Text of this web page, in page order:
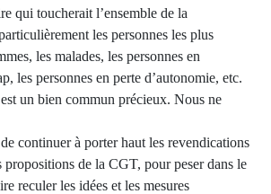
qui toucherait l’ensemble de la
les personnes les plus
les malades, les personnes en
les personnes en perte d’autonomie, etc.
un bien commun précieux. Nous ne
continuer à porter haut les revendications
propositions de la CGT, pour peser dans le
reculer les idées et les mesures